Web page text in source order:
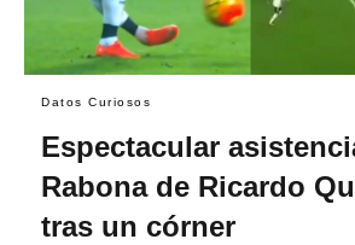
Datos Curiosos
Espectacular
Rabona de Ricardo
tras un córner